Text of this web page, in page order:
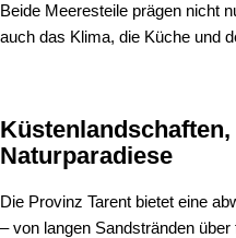
Beide Meeresteile prägen nicht
auch das Klima, die Küche und
Naturparadiese
Die Provinz Tarent bietet eine
– von langen Sandstränden